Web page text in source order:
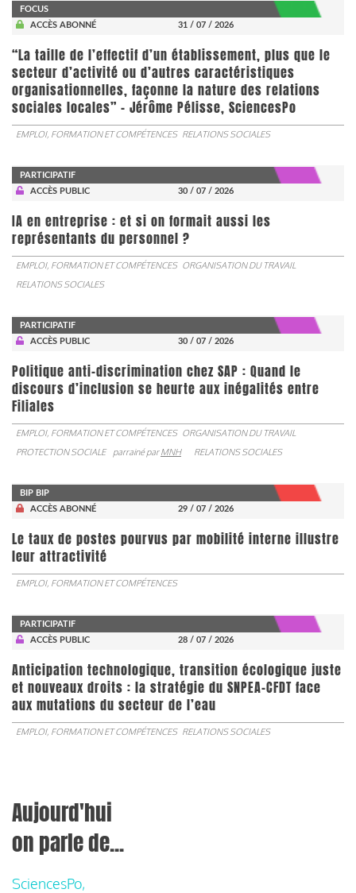
FOCUS
ACCÈS ABONNÉ
31 / 07 / 2026
“La taille de l’effectif d’un établissement, plus que le
secteur d’activité ou d’autres caractéristiques
organisationnelles, façonne la nature des relations
sociales locales” - Jérôme Pélisse, SciencesPo
EMPLOI, FORMATION ET COMPÉTENCES RELATIONS SOCIALES
PARTICIPATIF
ACCÈS PUBLIC
30 / 07 / 2026
IA en entreprise : et si on formait aussi les
représentants du personnel ?
EMPLOI, FORMATION ET COMPÉTENCES ORGANISATION DU TRAVAIL
RELATIONS SOCIALES
PARTICIPATIF
ACCÈS PUBLIC
30 / 07 / 2026
Politique anti-discrimination chez SAP : Quand le
discours d’inclusion se heurte aux inégalités entre
Filiales
EMPLOI, FORMATION ET COMPÉTENCES ORGANISATION DU TRAVAIL
PROTECTION SOCIALE
parrainé parMNH RELATIONS SOCIALES
BIP BIP
ACCÈS ABONNÉ
29 / 07 / 2026
Le taux de postes pourvus par mobilité interne illustre
leur attractivité
EMPLOI, FORMATION ET COMPÉTENCES
PARTICIPATIF
ACCÈS PUBLIC
28 / 07 / 2026
Anticipation technologique, transition écologique juste
et nouveaux droits : la stratégie du SNPEA-CFDT face
aux mutations du secteur de l’eau
EMPLOI, FORMATION ET COMPÉTENCES RELATIONS SOCIALES
Aujourd'hui
on parle de...
SciencesPo,